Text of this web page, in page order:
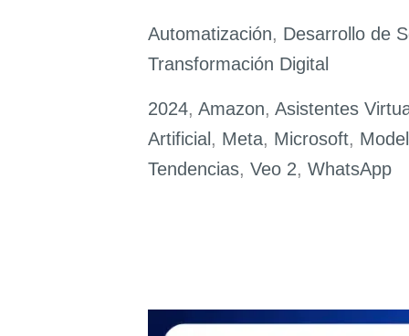
Resumen
de
la
Automatización, Desarrollo de
Transformación Digital
2024, Amazon, Asistentes
Artificial , Meta, Microsoft,
Tendencias, Veo 2, WhatsApp